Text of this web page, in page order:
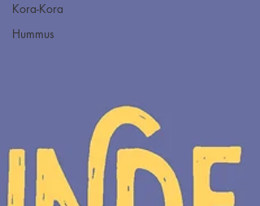
Kora-Kora
Hummus